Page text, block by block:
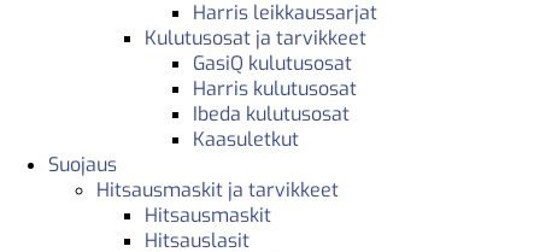
Harris leikkaussarjat
Kulutusosat ja tarvikkeet
GasiQ kulutusosat
Harris kulutusosat
Ibeda kulutusosat
Kaasuletkut
Suojaus
Hitsausmaskit ja tarvikkeet
Hitsausmaskit
Hitsauslasit